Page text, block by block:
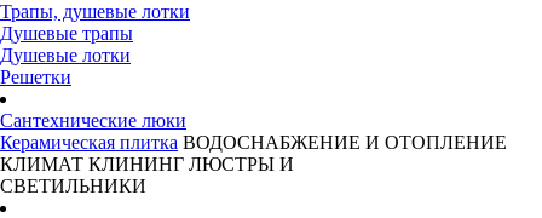
Трапы, душевые лотки
Душевые трапы
Душевые лотки
Решетки
Сантехнические люки
Керамическая плитка ВОДОСНАБЖЕНИЕ И ОТОПЛЕНИЕ
КЛИМАТ КЛИНИНГ ЛЮСТРЫ И
СВЕТИЛЬНИКИ